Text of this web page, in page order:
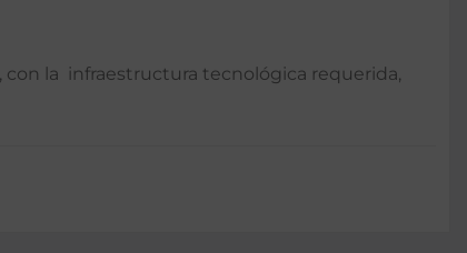
la infraestructura tecnológica requerida,